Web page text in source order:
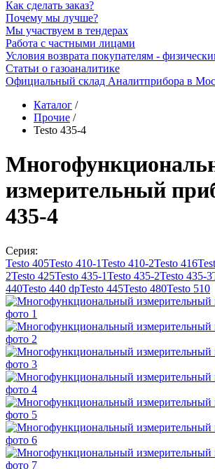
Как сделать заказ?
Почему мы лучше?
Мы участвуем в тендерах
Работа с частными лицами
Условия возврата покупателям -
Статьи о газоаналитике
Официальный склад Аналитприбора в
Каталог /
Прочие /
Testo 435-4
измерительный
435-4
Серия:
Testo 405Testo 410-1Testo 410-2Testo 416
2Testo 425Testo 435-1Testo 435-2Testo 435-3
440Testo 440 dpTesto 445Testo 480Testo 510